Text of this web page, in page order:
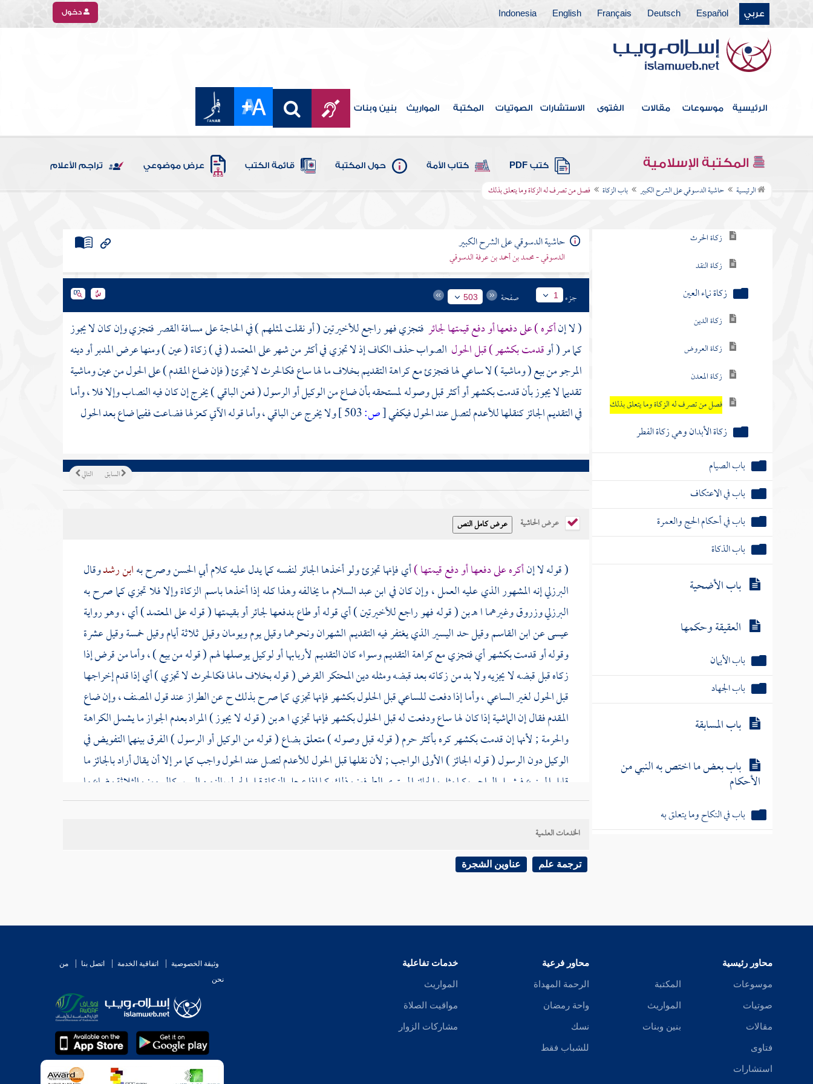
عربي Español
Deutsch
Français
English
Indonesia دخول
الرئيسية موسوعات مقالات الفتوى الاستشارات الصوتيات المكتبة المواريث بنين وبنات
المكتبة الإسلامية كتب PDF كتاب الأمة حول المكتبة قائمة الكتب عرض موضوعي تراجم الأعلام
الرئيسية حاشية الدسوقي على الشرح الكبير باب الزكاة فصل من تصرف له الزكاة وما يتعلق بذلك
فهرس الكتاب
باب أحكام الطهارة
من الأحكام
باب الزكاة
زكاة الحرث
زكاة النقد
زكاة نماء العين
زكاة الدين
زكاة العروض
زكاة المعدن
فصل من تصرف له الزكاة وما يتعلق بذلك
زكاة الأبدان وهي زكاة الفطر
باب الصيام
باب في الاعتكاف
باب في أحكام الحج والعمرة
باب الذكاة
باب الأضحية
العقيقة وحكمها
باب الأيمان
باب الجهاد
باب المسابقة
باب بعض ما اختص به النبي من
الأحكام
باب في النكاح وما يتعلق به
باب أحكام الرضاع
حاشية الدسوقي على الشرح الكبير
الدسوقي - محمد بن أحمد بن عرفة الدسوقي
جزء 1 صفحة 503
( لا إنأكره ) على دفعها أو دفع قيمتها لجائر فتجزي فهو راجع للأخيرتين ( أو نقلت لمثلهم ) في الحاجة على مسافة القصر فتجزي وإن كان لا يجوز
كما مر ( أوقدمت بكشهر ) قبل الحول الصواب حذف الكاف إذ لا تجزي في أكثر من شهر على المعتمد ( في ) زكاة ( عين ) ومنها عرض المدبر أو دينه
المرجو من بيع ( وماشية ) لا ساعي لها فتجزئ مع كراهة التقديم بخلاف ما لها ساع فكالحرث لا تجزئ ( فإن ضاع المقدم ) على الحول من عين وماشية
تقديما لا يجوز بأن قدمت بكشهر أو أكثر قبل وصوله لمستحقه بأن ضاع من الوكيل أو الرسول ( فعن الباقي ) يخرج إن كان فيه النصاب وإلا فلا ، وأما
في التقديم الجائز كنقلها للأعدم لتصل عند الحول فيكفي[ص: ولا يخرج عن الباقي ، وأما قوله الآتي كعزلها فضاعت ففيما ضاع بعد الحول
التالي السابق
عرض الحاشية
( قوله لا إنأكره على دفعها أو دفع قيمتها )أي فإنها تجزئ ولو أخذها الجائر لنفسه كما يدل عليه كلامأبي الحسنوصرح بهابن رشدوقال
البرزليإنه المشهور الذي عليه العمل ، وإن كان فيابن عبد السلامما يخالفه وهذا كله إذا أخذها باسم الزكاة وإلا فلا تجزي كما صرح به
البرزليوزروقوغيرهما ا هـبن( قوله فهو راجع للأخيرتين ) أي قوله أو طاع بدفعها لجائر أو بقيمتها ( قوله على المعتمد ) أي ، وهو رواية
عيسىعنابن القاسموقيل حد اليسير الذي يغتفر فيه التقديم الشهران ونحوهما وقيل يوم ويومان وقيل ثلاثة أيام وقيل خمسة وقيل عشرة
وقوله أو قدمت بكشهر أي فتجزي مع كراهة التقديم وسواء كان التقديم لأربابها أو لوكيل يوصلها لهم ( قوله من بيع ) ، وأما من قرض إذا
زكاه قبل قبضه لا يجزيه ولا بد من زكاته بعد قبضه ومثله دين المحتكر القرض ( قوله بخلاف مالها فكالحرث لا تجزي ) أي إذا قدم إخراجها
قبل الحول لغير الساعي ، وأما إذا دفعت للساعي قبل الحلول بكشهر فإنها تجزي كما صرح بذلكحعن الطراز عند قولالمصنف، وإن ضاع
المقدم فقال إن الماشية إذا كان لها ساع ودفعت له قبل الحلول بكشهر فإنها تجزي ا هـبن( قوله لا يجوز ) المراد بعدم الجواز ما يشمل الكراهة
والحرمة ; لأنها إن قدمت بكشهر كره بأكثر حرم ( قوله قبل وصوله ) متعلق بضاع ( قوله من الوكيل أو الرسول ) الفرق بينهما التفويض في
الوكيل دون الرسول ( قوله الجائز ) الأولى الواجب ; لأن نقلها قبل الحول للأعدم لتصل عند الحول واجب كما مر إلا أن يقال أراد بالجائز ما
قابل الممنوع فيشمل الواجب كما مثل والجائز المستوي الطرفين وذلك كما إذا عجل الزكاة قبل الحول بالزمن اليسير كاليومين والثلاثة وضاع ما
عجله قبل وصوله لمستحقه فقد قالابن الموازإنها تجزيه ولا يضمنها وذكر في الطراز أنه مقتضى المذهب قال ; لأنها زكاة وقعت موقعها ; لأن
ذلك الوقت في حكم وقت وجوبها خلافا لما جزم به
الخدمات العلمية
ترجمة علم عناوين الشجرة
محاور رئيسية
موسوعات
صوتيات
مقالات
فتاوى
استشارات
المكتبة
المواريث
بنين وبنات
محاور فرعية
الرحمة المهداة
واحة رمضان
نسك
للشباب فقط
خدمات تفاعلية
المواريث
مواقيت الصلاة
مشاركات الزوار
وثيقة الخصوصية اتفاقية الخدمة اتصل بنا
من
نحن